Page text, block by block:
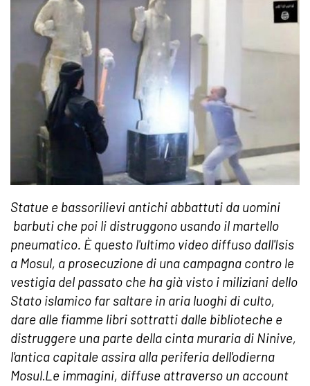
Statue e bassorilievi antichi abbattuti da uomini
barbuti che poi li distruggono usando il martello
pneumatico. È questo l'ultimo video diffuso dall'Isis
a Mosul, a prosecuzione di una campagna contro le
vestigia del passato che ha già visto i miliziani dello
Stato islamico far saltare in aria luoghi di culto,
dare alle fiamme libri sottratti dalle biblioteche e
distruggere una parte della cinta muraria di Ninive,
l'antica capitale assira alla periferia dell'odierna
Mosul.Le immagini, diffuse attraverso un account